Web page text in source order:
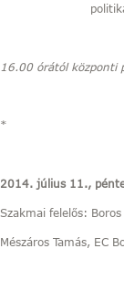
16.00 órától központi
*
2014. július 11.,
Szakmai felelős:
Mészáros Tamás, EC